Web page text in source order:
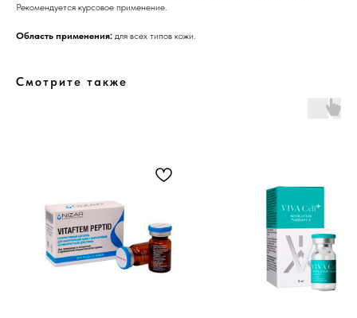
Рекомендуется курсовое применение.
Область применения: для всех типов кожи.
Смотрите также
косметика
Препараты косметолога
Доставка